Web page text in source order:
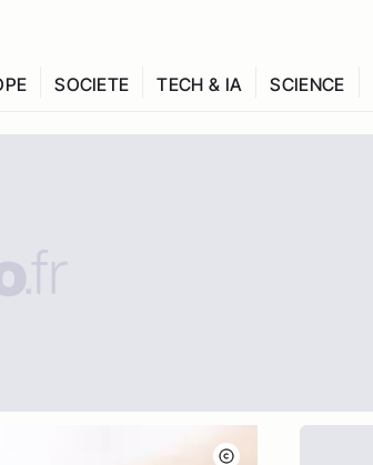
SOCIETE TECH & IA SCIENCE